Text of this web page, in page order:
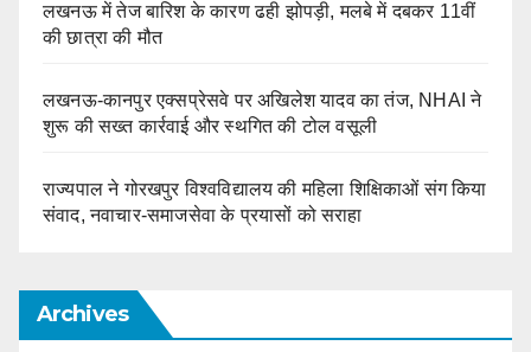
लखनऊ में तेज बारिश के कारण ढही झोपड़ी, मलबे में दबकर 11वीं
की छात्रा की मौत
लखनऊ-कानपुर एक्सप्रेसवे पर अखिलेश यादव का तंज, NHAI ने
शुरू की सख्त कार्रवाई और स्थगित की टोल वसूली
राज्यपाल ने गोरखपुर विश्वविद्यालय की महिला शिक्षिकाओं संग किया
संवाद, नवाचार-समाजसेवा के प्रयासों को सराहा
Archives